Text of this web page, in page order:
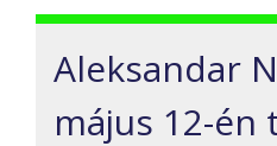
Aleksandar
május 12-én